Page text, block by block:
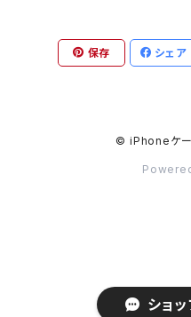
ショ
ハンドタオル
気化冷却スカーフ
ヘアクリップ
イヤーカフ
保存 シェア
© iPhoneケー